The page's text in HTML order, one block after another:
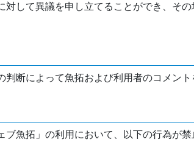
対して異議を申し立てることができ、そ
判断によって魚拓および利用者のコメン
ブ魚拓」の利用において、以下の行為が禁